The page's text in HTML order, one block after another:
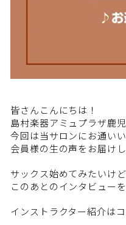
皆さんこんにちは！
島村楽器アミュプラザ鹿
今回は当サロンにお通い
会員様の生の声をお届け
サックス始めてみたいけ
このあとのインタビュー
インストラクター紹介は